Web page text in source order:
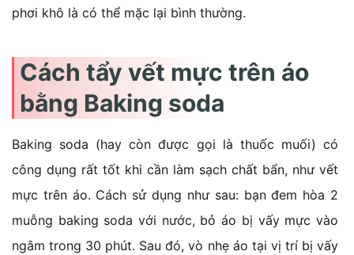
phơi khô là có thể mặc lại bình thường.
Cách tẩy vết mực trên áo
bằng Baking soda
Baking soda (hay còn được gọi là thuốc muối) có
công dụng rất tốt khi cần làm sạch chất bẩn, như vết
mực trên áo. Cách sử dụng như sau: bạn đem hòa 2
muỗng baking soda với nước, bỏ áo bị vấy mực vào
ngâm trong 30 phút. Sau đó, vò nhẹ áo tại vị trí bị vấy